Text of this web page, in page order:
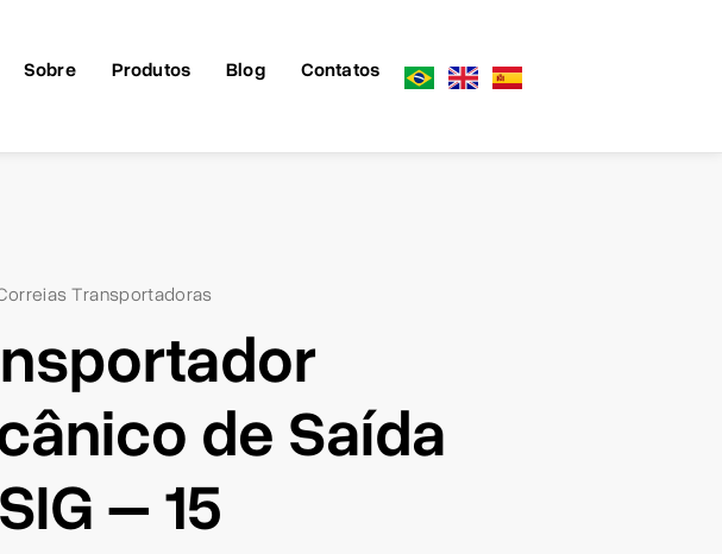
Sobre Produtos Blog Contatos
Transportadoras
de Saída
– 15